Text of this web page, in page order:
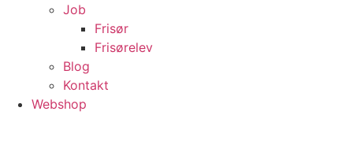
Job
Frisør
Frisørelev
Blog
Kontakt
Webshop